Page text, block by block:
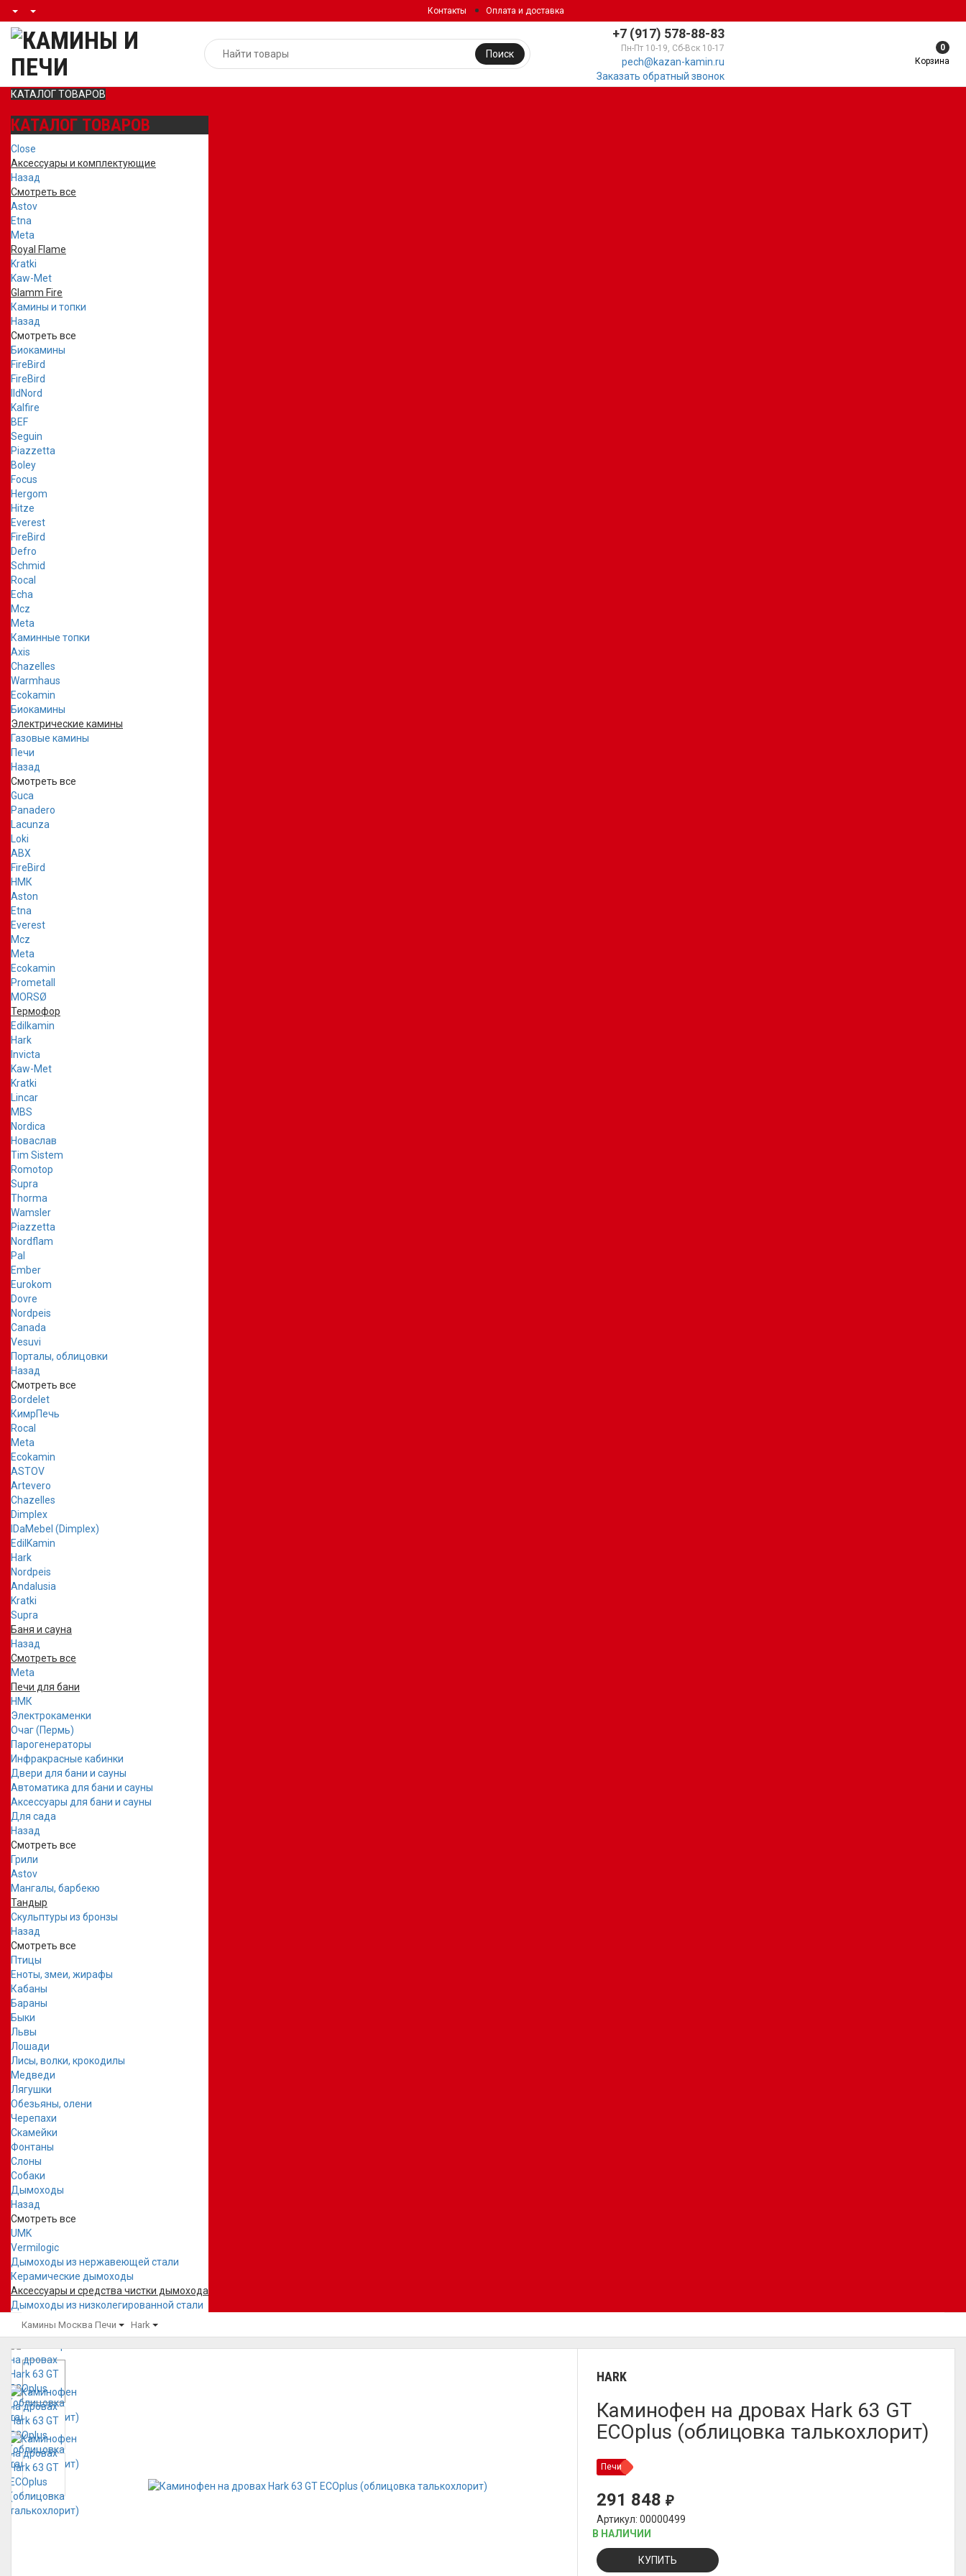
Контакты Оплата и доставка
+7 (917) 578-88-83
Пн-Пт 10-19, Сб-Вск 10-17
pech@kazan-kamin.ru
Заказать обратный звонок
Поиск
0
Корзина
КАТАЛОГ ТОВАРОВ
КАТАЛОГ ТОВАРОВ
Close
Аксессуары и комплектующие
Назад
Смотреть все
Astov
Etna
Meta
Royal Flame
Kratki
Kaw-Met
Glamm Fire
Камины и топки
Назад
Смотреть все
Биокамины
FireBird
FireBird
IldNord
Kalfire
BEF
Seguin
Piazzetta
Boley
Focus
Hergom
Hitze
Everest
FireBird
Defro
Schmid
Rocal
Echa
Mcz
Meta
Каминные топки
Axis
Chazelles
Warmhaus
Ecokamin
Биокамины
Электрические камины
Газовые камины
Печи
Назад
Смотреть все
Guca
Panadero
Lacunza
Loki
ABX
FireBird
НМК
Aston
Etna
Everest
Mcz
Meta
Ecokamin
Prometall
MORSØ
Термофор
Edilkamin
Hark
Invicta
Kaw-Met
Kratki
Lincar
MBS
Nordica
Новаслав
Tim Sistem
Romotop
Supra
Thorma
Wamsler
Piazzetta
Nordflam
Pal
Ember
Eurokom
Dovre
Nordpeis
Canada
Vesuvi
Порталы, облицовки
Назад
Смотреть все
Bordelet
КимрПечь
Rocal
Meta
Ecokamin
ASTOV
Artevero
Chazelles
Dimplex
IDaMebel (Dimplex)
EdilKamin
Hark
Nordpeis
Andalusia
Kratki
Supra
Баня и сауна
Назад
Смотреть все
Meta
Печи для бани
НМК
Электрокаменки
Очаг (Пермь)
Парогенераторы
Инфракрасные кабинки
Двери для бани и сауны
Автоматика для бани и сауны
Аксессуары для бани и сауны
Для сада
Назад
Смотреть все
Грили
Astov
Мангалы, барбекю
Тандыр
Скульптуры из бронзы
Назад
Смотреть все
Птицы
Еноты, змеи, жирафы
Кабаны
Бараны
Быки
Львы
Лошади
Лисы, волки, крокодилы
Медведи
Лягушки
Обезьяны, олени
Черепахи
Скамейки
Фонтаны
Слоны
Собаки
Дымоходы
Назад
Смотреть все
UMK
Vermilogic
Дымоходы из нержавеющей стали
Керамические дымоходы
Аксессуары и средства чистки дымохода
Дымоходы из низколегированной стали
Камины Москва Печи Hark
HARK
Каминофен на дровах Hark 63 GT
ECOplus (облицовка талькохлорит)
Печи
291 848₽
Артикул: 00000499
В НАЛИЧИИ
КУПИТЬ